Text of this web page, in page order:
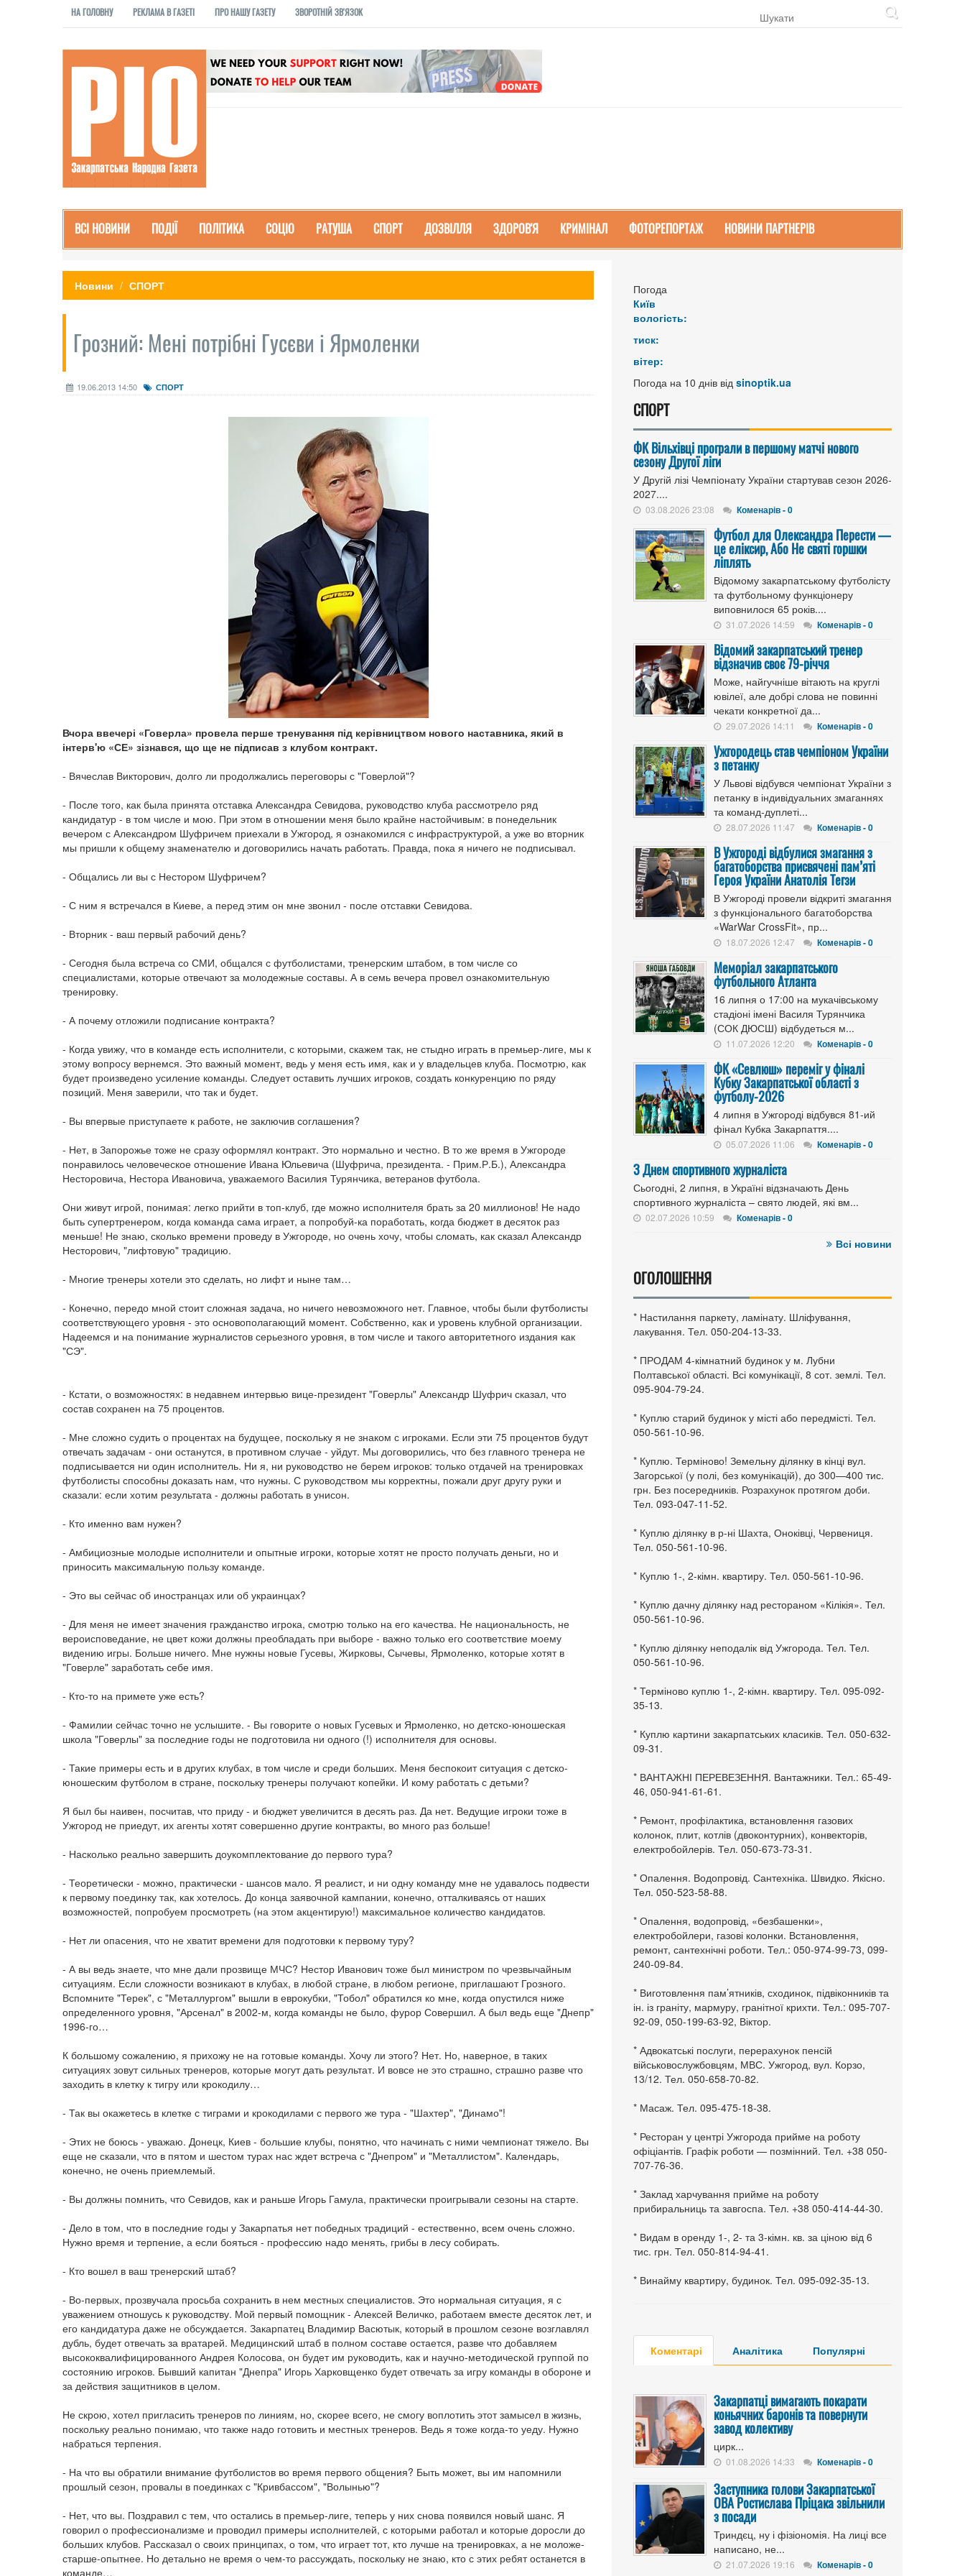
НА ГОЛОВНУ РЕКЛАМА В ГАЗЕТІ ПРО НАШУ ГАЗЕТУ ЗВОРОТНІЙ ЗВ'ЯЗОК
ВСІ НОВИНИ ПОДІЇ ПОЛІТИКА СОЦІО РАТУША СПОРТ ДОЗВІЛЛЯ ЗДОРОВ'Я КРИМІНАЛ ФОТОРЕПОРТАЖ НОВИНИ ПАРТНЕРІВ
Новини СПОРТ
Грозний: Мені потрібні Гусєви і Ярмоленки
19.06.2013 14:50 СПОРТ
Вчора ввечері «Говерла» провела перше тренування під керівництвом нового наставника, який в
інтерв'ю «СЕ» зізнався, що ще не підписав з клубом контракт.
- Вячеслав Викторович, долго ли продолжались переговоры с "Говерлой"?
- После того, как была принята отставка Александра Севидова, руководство клуба рассмотрело ряд
кандидатур - в том числе и мою. При этом в отношении меня было крайне настойчивым: в понедельник
вечером с Александром Шуфричем приехали в Ужгород, я ознакомился с инфраструктурой, а уже во вторник
мы пришли к общему знаменателю и договорились начать работать. Правда, пока я ничего не подписывал.
- Общались ли вы с Нестором Шуфричем?
- С ним я встречался в Киеве, а перед этим он мне звонил - после отставки Севидова.
- Вторник - ваш первый рабочий день?
- Сегодня была встреча со СМИ, общался с футболистами, тренерским штабом, в том числе со
специалистами, которые отвечают за молодежные составы. А в семь вечера провел ознакомительную
тренировку.
- А почему отложили подписание контракта?
- Когда увижу, что в команде есть исполнители, с которыми, скажем так, не стыдно играть в премьер-лиге, мы к
этому вопросу вернемся. Это важный момент, ведь у меня есть имя, как и у владельцев клуба. Посмотрю, как
будет произведено усиление команды. Следует оставить лучших игроков, создать конкуренцию по ряду
позиций. Меня заверили, что так и будет.
- Вы впервые приступаете к работе, не заключив соглашения?
- Нет, в Запорожье тоже не сразу оформлял контракт. Это нормально и честно. В то же время в Ужгороде
понравилось человеческое отношение Ивана Юльевича (Шуфрича, президента. - Прим.Р.Б.), Александра
Несторовича, Нестора Ивановича, уважаемого Василия Турянчика, ветеранов футбола.
Они живут игрой, понимая: легко прийти в топ-клуб, где можно исполнителя брать за 20 миллионов! Не надо
быть супертренером, когда команда сама играет, а попробуй-ка поработать, когда бюджет в десяток раз
меньше! Не знаю, сколько времени проведу в Ужгороде, но очень хочу, чтобы сломать, как сказал Александр
Несторович, "лифтовую" традицию.
- Многие тренеры хотели это сделать, но лифт и ныне там…
- Конечно, передо мной стоит сложная задача, но ничего невозможного нет. Главное, чтобы были футболисты
соответствующего уровня - это основополагающий момент. Собственно, как и уровень клубной организации.
Надеемся и на понимание журналистов серьезного уровня, в том числе и такого авторитетного издания как
"СЭ".
- Кстати, о возможностях: в недавнем интервью вице-президент "Говерлы" Александр Шуфрич сказал, что
состав сохранен на 75 процентов.
- Мне сложно судить о процентах на будущее, поскольку я не знаком с игроками. Если эти 75 процентов будут
отвечать задачам - они останутся, в противном случае - уйдут. Мы договорились, что без главного тренера не
подписывается ни один исполнитель. Ни я, ни руководство не берем игроков: только отдачей на тренировках
футболисты способны доказать нам, что нужны. С руководством мы корректны, пожали друг другу руки и
сказали: если хотим результата - должны работать в унисон.
- Кто именно вам нужен?
- Амбициозные молодые исполнители и опытные игроки, которые хотят не просто получать деньги, но и
приносить максимальную пользу команде.
- Это вы сейчас об иностранцах или об украинцах?
- Для меня не имеет значения гражданство игрока, смотрю только на его качества. Не национальность, не
вероисповедание, не цвет кожи должны преобладать при выборе - важно только его соответствие моему
видению игры. Больше ничего. Мне нужны новые Гусевы, Жирковы, Сычевы, Ярмоленко, которые хотят в
"Говерле" заработать себе имя.
- Кто-то на примете уже есть?
- Фамилии сейчас точно не услышите. - Вы говорите о новых Гусевых и Ярмоленко, но детско-юношеская
школа "Говерлы" за последние годы не подготовила ни одного (!) исполнителя для основы.
- Такие примеры есть и в других клубах, в том числе и среди больших. Меня беспокоит ситуация с детско-
юношеским футболом в стране, поскольку тренеры получают копейки. И кому работать с детьми?
Я был бы наивен, посчитав, что приду - и бюджет увеличится в десять раз. Да нет. Ведущие игроки тоже в
Ужгород не приедут, их агенты хотят совершенно другие контракты, во много раз больше!
- Насколько реально завершить доукомплектование до первого тура?
- Теоретически - можно, практически - шансов мало. Я реалист, и ни одну команду мне не удавалось подвести
к первому поединку так, как хотелось. До конца заявочной кампании, конечно, отталкиваясь от наших
возможностей, попробуем просмотреть (на этом акцентирую!) максимальное количество кандидатов.
- Нет ли опасения, что не хватит времени для подготовки к первому туру?
- А вы ведь знаете, что мне дали прозвище МЧС? Нестор Иванович тоже был министром по чрезвычайным
ситуациям. Если сложности возникают в клубах, в любой стране, в любом регионе, приглашают Грозного.
Вспомните "Терек", с "Металлургом" вышли в еврокубки, "Тобол" обратился ко мне, когда опустился ниже
определенного уровня, "Арсенал" в 2002-м, когда команды не было, фурор Совершил. А был ведь еще "Днепр"
1996-го…
К большому сожалению, я прихожу не на готовые команды. Хочу ли этого? Нет. Но, наверное, в таких
ситуациях зовут сильных тренеров, которые могут дать результат. И вовсе не это страшно, страшно разве что
заходить в клетку к тигру или крокодилу…
- Так вы окажетесь в клетке с тиграми и крокодилами с первого же тура - "Шахтер", "Динамо"!
- Этих не боюсь - уважаю. Донецк, Киев - большие клубы, понятно, что начинать с ними чемпионат тяжело. Вы
еще не сказали, что в пятом и шестом турах нас ждет встреча с "Днепром" и "Металлистом". Календарь,
конечно, не очень приемлемый.
- Вы должны помнить, что Севидов, как и раньше Игорь Гамула, практически проигрывали сезоны на старте.
- Дело в том, что в последние годы у Закарпатья нет победных традиций - естественно, всем очень сложно.
Нужно время и терпение, а если бояться - профессию надо менять, грибы в лесу собирать.
- Кто вошел в ваш тренерский штаб?
- Во-первых, прозвучала просьба сохранить в нем местных специалистов. Это нормальная ситуация, я с
уважением отношусь к руководству. Мой первый помощник - Алексей Величко, работаем вместе десяток лет, и
его кандидатура даже не обсуждается. Закарпатец Владимир Васютык, который в прошлом сезоне возглавлял
дубль, будет отвечать за вратарей. Медицинский штаб в полном составе остается, разве что добавляем
высококвалифицированного Андрея Колосова, он будет им руководить, как и научно-методической группой по
состоянию игроков. Бывший капитан "Днепра" Игорь Харковщенко будет отвечать за игру команды в обороне и
за действия защитников в целом.
Не скрою, хотел пригласить тренеров по линиям, но, скорее всего, не смогу воплотить этот замысел в жизнь,
поскольку реально понимаю, что также надо готовить и местных тренеров. Ведь я тоже когда-то уеду. Нужно
набраться терпения.
- На что вы обратили внимание футболистов во время первого общения? Быть может, вы им напомнили
прошлый сезон, провалы в поединках с "Кривбассом", "Волынью"?
- Нет, что вы. Поздравил с тем, что остались в премьер-лиге, теперь у них снова появился новый шанс. Я
говорил о профессионализме и проводил примеры исполнителей, с которыми работал и которые доросли до
больших клубов. Рассказал о своих принципах, о том, что играет тот, кто лучше на тренировках, а не моложе-
старше-опытнее. Но детально не время о чем-то рассуждать, поскольку не знаю, кто с этих ребят останется в
команде…
Погода
Київ
вологість:
тиск:
вітер:
Погода на 10 днів від sinoptik.ua
СПОРТ
ФК Вільхівці програли в першому матчі нового
сезону Другої ліги
У Другій лізі Чемпіонату України стартував сезон 2026-
2027....
03.08.2026 23:08 Коменарів - 0
Футбол для Олександра Перести —
це еліксир, Або Не святі горшки
ліплять
Відомому закарпатському футболісту
та футбольному функціонеру
виповнилося 65 років....
31.07.2026 14:59 Коменарів - 0
Відомий закарпатський тренер
відзначив своє 79-річчя
Може, найгучніше вітають на круглі
ювілеї, але добрі слова не повинні
чекати конкретної да...
29.07.2026 14:11 Коменарів - 0
Ужгородець став чемпіоном України
з петанку
У Львові відбувся чемпіонат України з
петанку в індивідуальних змаганнях
та команд-дуплеті...
28.07.2026 11:47 Коменарів - 0
В Ужгороді відбулися змагання з
багатоборства присвячені пам’яті
Героя України Анатолія Тегзи
В Ужгороді провели відкриті змагання
з функціонального багатоборства
«WarWar CrossFit», пр...
18.07.2026 12:47 Коменарів - 0
Меморіал закарпатського
футбольного Атланта
16 липня о 17:00 на мукачівському
стадіоні імені Василя Турянчика
(СОК ДЮСШ) відбудеться м...
11.07.2026 12:20 Коменарів - 0
ФК «Севлюш» переміг у фіналі
Кубку Закарпатської області з
футболу-2026
4 липня в Ужгороді відбувся 81-ий
фінал Кубка Закарпаття....
05.07.2026 11:06 Коменарів - 0
З Днем спортивного журналіста
Сьогодні, 2 липня, в Україні відзначають День
спортивного журналіста – свято людей, які вм...
02.07.2026 10:59 Коменарів - 0
Всі новини
ОГОЛОШЕННЯ
* Настилання паркету, ламінату. Шліфування,
лакування. Тел. 050-204-13-33.
* ПРОДАМ 4-кімнатний будинок у м. Лубни
Полтавської області. Всі комунікації, 8 сот. землі. Тел.
095-904-79-24.
* Куплю старий будинок у місті або передмісті. Тел.
050-561-10-96.
* Куплю. Терміново! Земельну ділянку в кінці вул.
Загорської (у полі, без комунікацій), до 300—400 тис.
грн. Без посередників. Розрахунок протягом доби.
Тел. 093-047-11-52.
* Куплю ділянку в р-ні Шахта, Оноківці, Червениця.
Тел. 050-561-10-96.
* Куплю 1-, 2-кімн. квартиру. Тел. 050-561-10-96.
* Куплю дачну ділянку над рестораном «Кілікія». Тел.
050-561-10-96.
* Куплю ділянку неподалік від Ужгорода. Тел. Тел.
050-561-10-96.
* Терміново куплю 1-, 2-кімн. квартиру. Тел. 095-092-
35-13.
* Куплю картини закарпатських класиків. Тел. 050-632-
09-31.
* ВАНТАЖНІ ПЕРЕВЕЗЕННЯ. Вантажники. Тел.: 65-49-
46, 050-941-61-61.
* Ремонт, профілактика, встановлення газових
колонок, плит, котлів (двоконтурних), конвекторів,
електробойлерів. Тел. 050-673-73-31.
* Опалення. Водопровід. Сантехніка. Швидко. Якісно.
Тел. 050-523-58-88.
* Опалення, водопровід, «безбашенки»,
електробойлери, газові колонки. Встановлення,
ремонт, сантехнічні роботи. Тел.: 050-974-99-73, 099-
240-09-84.
* Виготовлення пам’ятників, сходинок, підвіконників та
ін. із граніту, мармуру, гранітної крихти. Тел.: 095-707-
92-09, 050-199-63-92, Віктор.
* Адвокатські послуги, перерахунок пенсій
військовослужбовцям, МВС. Ужгород, вул. Корзо,
13/12. Тел. 050-658-70-82.
* Масаж. Тел. 095-475-18-38.
* Ресторан у центрі Ужгорода прийме на роботу
офіціантів. Графік роботи — позмінний. Тел. +38 050-
707-76-36.
* Заклад харчування прийме на роботу
прибиральниць та завгоспа. Тел. +38 050-414-44-30.
* Видам в оренду 1-, 2- та 3-кімн. кв. за ціною від 6
тис. грн. Тел. 050-814-94-41.
* Винайму квартиру, будинок. Тел. 095-092-35-13.
Коментарі Аналітика Популярні
Закарпатці вимагають покарати
коньячних баронів та повернути
завод колективу
цирк...
01.08.2026 14:33 Коменарів - 0
Заступника голови Закарпатської
ОВА Ростислава Пріцака звільнили
з посади
Триндєц, ну і фізіономія. На лиці все
написано, не...
21.07.2026 19:16 Коменарів - 0